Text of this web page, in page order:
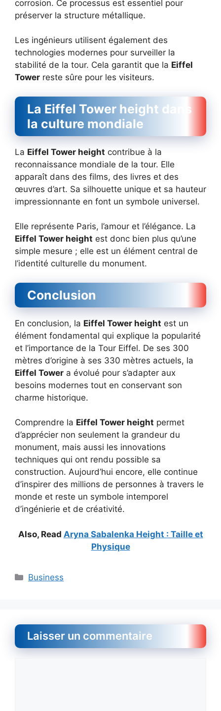
corrosion. Ce processus est essentiel pour
préserver la structure métallique.
Les ingénieurs utilisent également des
technologies modernes pour surveiller la
stabilité de la tour. Cela garantit que la Eiffel
Tower reste sûre pour les visiteurs.
La Eiffel Tower height dans
la culture mondiale
La Eiffel Tower height contribue à la
reconnaissance mondiale de la tour. Elle
apparaît dans des films, des livres et des
œuvres d’art. Sa silhouette unique et sa hauteur
impressionnante en font un symbole universel.
Elle représente Paris, l’amour et l’élégance. La
Eiffel Tower height est donc bien plus qu’une
simple mesure ; elle est un élément central de
l’identité culturelle du monument.
Conclusion
En conclusion, la Eiffel Tower height est un
élément fondamental qui explique la popularité
et l’importance de la Tour Eiffel. De ses 300
mètres d’origine à ses 330 mètres actuels, la
Eiffel Tower a évolué pour s’adapter aux
besoins modernes tout en conservant son
charme historique.
Comprendre la Eiffel Tower height permet
d’apprécier non seulement la grandeur du
monument, mais aussi les innovations
techniques qui ont rendu possible sa
construction. Aujourd’hui encore, elle continue
d’inspirer des millions de personnes à travers le
monde et reste un symbole intemporel
d’ingénierie et de créativité.
Also, Read Aryna Sabalenka Height : Taille et
Physique
Catégories
Business
Laisser un commentaire